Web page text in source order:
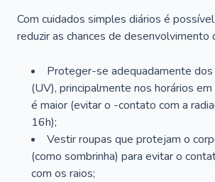
Com cuidados simples diários é
reduzir as chances de desenvolvimento
Proteger-se adequadamente
(UV), principalmente nos horários
é maior (evitar o -contato com a
16h);
Vestir roupas que protejam o
(como sombrinha) para evitar o
com os raios;